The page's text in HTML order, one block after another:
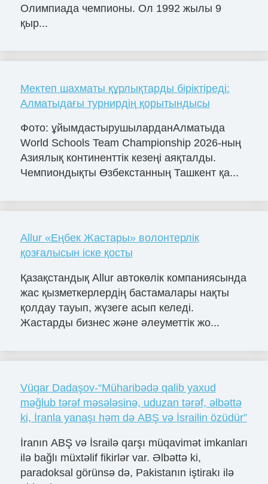
Олимпиада чемпионы. Ол 1992 жылы 9
қыр...
Мектеп шахматы құрлықтарды біріктіреді:
Алматыдағы турнирдің қорытындысы
Фото: ұйымдастырушыларданАлматыда
World Schools Team Championship 2026-ның
Азиялық континенттік кезеңі аяқталды.
Чемпиондықты Өзбекстанның Ташкент қа...
Allur «Еңбек Жастары» волонтерлік
қозғалысын іске қосты
Қазақстандық Allur автокөлік компаниясында
жас қызметкерлердің бастамалары нақты
қолдау тауып, жүзеге асып келеді.
Жастарды бизнес және әлеуметтік жо...
Vüqar Dadaşov-“Müharibədə qalib yaxud
məğlub tərəf məsələsinə, uduzan tərəf, əlbəttə
ki, İranla yanaşı həm də ABŞ və İsrailin özüdür”
İranın ABŞ və İsrailə qarşı müqavimət imkanları
ilə bağlı müxtəlif fikirlər var. Əlbəttə ki,
paradoksal görünsə də, Pakistanın iştirakı ilə